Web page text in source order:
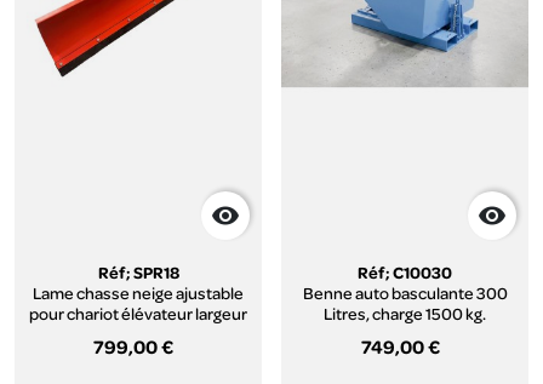

Réf; SPR18
Lame chasse neige ajustable
pour chariot élévateur largeur
799,00 €

Réf; C10030
Benne auto basculante 300
Litres, charge 1500 kg.
749,00 €